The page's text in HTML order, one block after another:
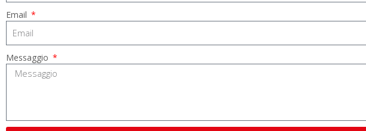
Email
Messaggio